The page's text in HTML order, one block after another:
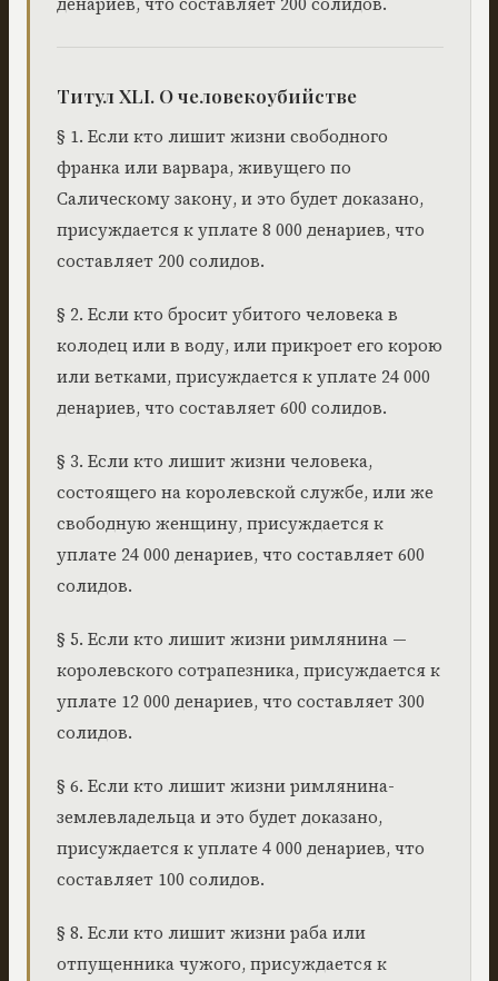
Титул XLI. О человекоубийстве
§ 1. Если кто лишит жизни свободного
франка или варвара, живущего по
Салическому закону, и это будет доказано,
присуждается к уплате 8 000 денариев, что
составляет 200 солидов.
§ 2. Если кто бросит убитого человека в
колодец или в воду, или прикроет его корою
или ветками, присуждается к уплате 24 000
денариев, что составляет 600 солидов.
§ 3. Если кто лишит жизни человека,
состоящего на королевской службе, или же
свободную женщину, присуждается к
уплате 24 000 денариев, что составляет 600
солидов.
§ 5. Если кто лишит жизни римлянина —
королевского сотрапезника, присуждается к
уплате 12 000 денариев, что составляет 300
солидов.
§ 6. Если кто лишит жизни римлянина-
землевладельца и это будет доказано,
присуждается к уплате 4 000 денариев, что
составляет 100 солидов.
§ 8. Если кто лишит жизни раба или
отпущенника чужого, присуждается к